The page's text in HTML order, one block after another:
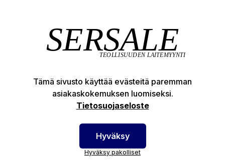
Tekniset edut
SERSALE OY MAALAUSLAITTEIDEN ERIKOISLIIKE
Tämä sivusto käyttää evästeitä paremman
asiakaskokemuksen luomiseksi.
Tietosuojaseloste
Hyväksy
Hyväksy pakolliset